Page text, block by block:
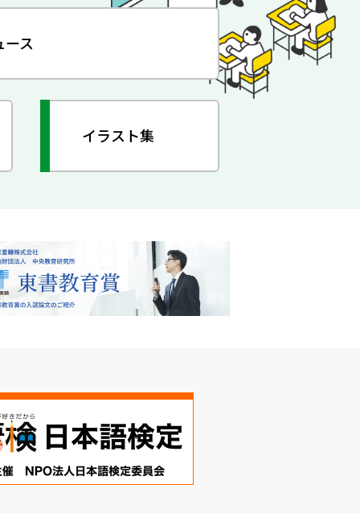
ース
イラスト集